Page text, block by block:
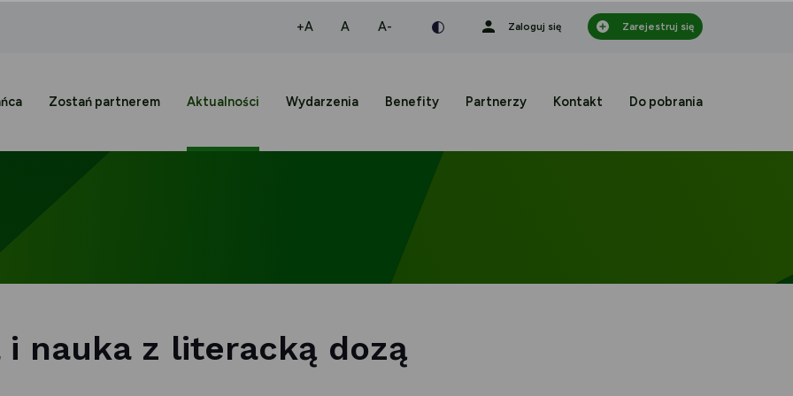
+Awiększa czcionka
Anormalna czcionka
A-mniejsza czcionka Zaloguj się Zarejestruj się
Zostań partnerem Aktualności Wydarzenia Benefity Partnerzy Kontakt Do pobrania
i nauka z literacką dozą